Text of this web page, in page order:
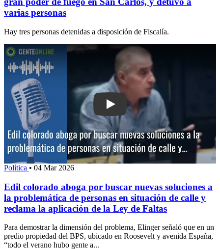
varias personas
Hay tres personas detenidas a disposición de Fiscalía.
Play: Edil colorado aboga por buscar
Política • 04 Mar 2026
Edil colorado aboga por buscar nuevas soluciones a
la problemática de personas en situación de calle y
reclama la aplicación de la Ley de Faltas
Para demostrar la dimensión del problema, Elinger señaló que en un
predio propiedad del BPS, ubicado en Roosevelt y avenida España,
“todo el verano hubo gente a...